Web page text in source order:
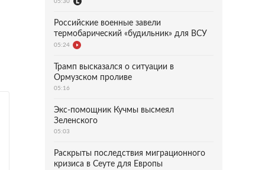
Российские военные завели
термобарический «будильник» для ВСУ
05:24
Трамп высказался о ситуации в
Ормузском проливе
05:16
Экс-помощник Кучмы высмеял
Зеленского
05:03
Раскрыты последствия миграционного
кризиса в Сеуте для Европы